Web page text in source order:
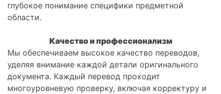
глубокое понимание специфики предметной
области.
Качество и профессионализм
Мы обеспечиваем высокое качество переводов,
уделяя внимание каждой детали оригинального
документа. Каждый перевод проходит
многоуровневую проверку, включая корректуру и